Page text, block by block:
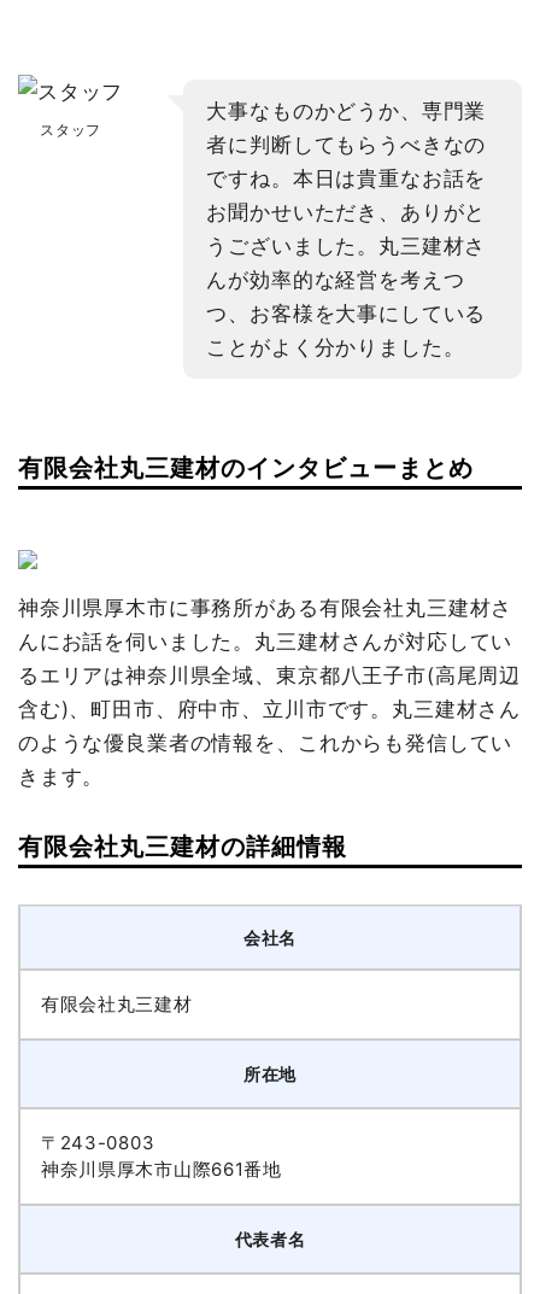
スタッフ
大事なものかどうか、専門業
者に判断してもらうべきなの
ですね。本日は貴重なお話を
お聞かせいただき、ありがと
うございました。丸三建材さ
んが効率的な経営を考えつ
つ、お客様を大事にしている
ことがよく分かりました。
有限会社丸三建材のインタビューまとめ
神奈川県厚木市に事務所がある有限会社丸三建材さ
んにお話を伺いました。丸三建材さんが対応してい
るエリアは神奈川県全域、東京都八王子市(高尾周辺
含む)、町田市、府中市、立川市です。丸三建材さん
のような優良業者の情報を、これからも発信してい
きます。
有限会社丸三建材の詳細情報
会社名
有限会社丸三建材
所在地
〒243-0803
神奈川県厚木市山際661番地
代表者名